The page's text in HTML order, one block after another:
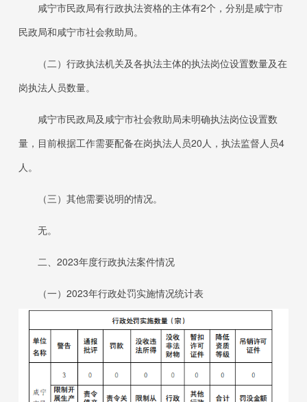
咸宁市民政局有行政执法资格的主体有2个，分别是咸宁市
民政局和咸宁市社会救助局。
（二）行政执法机关及各执法主体的执法岗位设置数量及在
岗执法人员数量。
咸宁市民政局及咸宁市社会救助局未明确执法岗位设置数
量，目前根据工作需要配备在岗执法人员20人，执法监督人员4
人。
（三）其他需要说明的情况。
无。
二、 2023年度行政执法案件情况
（一） 2023年行政处罚实施情况统计表